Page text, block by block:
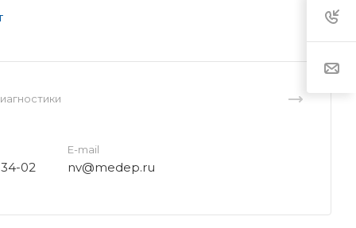
02
E-mail
nv@medep.ru